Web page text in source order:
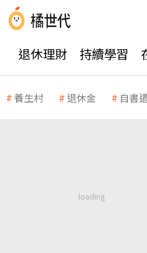
退休理財 持續學習
養生村 退休金 自書